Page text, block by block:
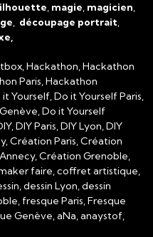
, magie, magicien,
, découpage portrait,
Hackathon, Hackathon
Paris, Hackathon
Yourself, Do it Yourself Paris,
Do it Yourself
DIY Paris, DIY Lyon, DIY
Création Paris, Création
Création Grenoble,
faire, coffret artistique,
dessin Lyon, dessin
fresque Paris, Fresque
Genève, aNa, anaystof,